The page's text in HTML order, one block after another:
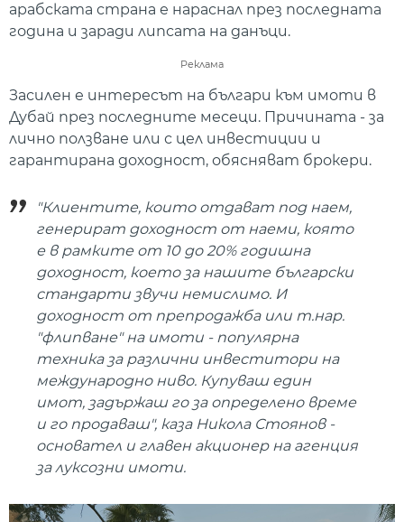
арабската страна е нараснал през последната
година и заради липсата на данъци.
Реклама
Засилен е интересът на българи към имоти в
Дубай през последните месеци. Причината - за
лично ползване или с цел инвестиции и
гарантирана доходност, обясняват брокери.
"Клиентите, които отдават под наем,
генерират доходност от наеми, която
е в рамките от 10 до 20% годишна
доходност, което за нашите български
стандарти звучи немислимо. И
доходност от препродажба или т.нар.
"флипване" на имоти - популярна
техника за различни инвеститори на
международно ниво. Купуваш един
имот, задържаш го за определено време
и го продаваш", каза Никола Стоянов -
основател и главен акционер на агенция
за луксозни имоти.